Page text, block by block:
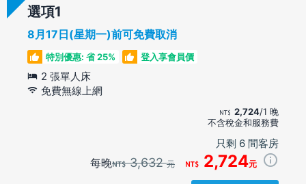
選項
8月17日(星期一)前可免費取消
特別優惠: 省 25% 登入享會員價
2 張單人床
免費無線上網
2,724/1 晚
不含稅金和服務費
只剩 6 間客房
每晚 3,632元 2,724元